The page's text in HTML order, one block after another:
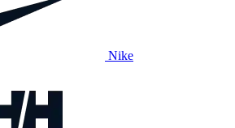
Nike